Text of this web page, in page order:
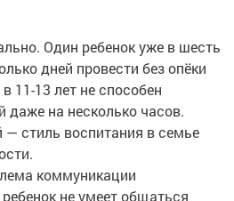
Один ребенок уже в шесть
дней провести без опёки
11-13 лет не способен
даже на несколько часов.
— стиль воспитания в семье
коммуникации
не умеет общаться